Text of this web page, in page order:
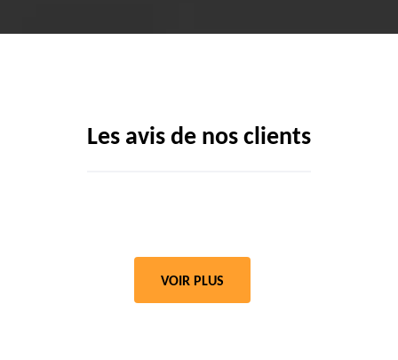
Les avis de nos clients
VOIR PLUS